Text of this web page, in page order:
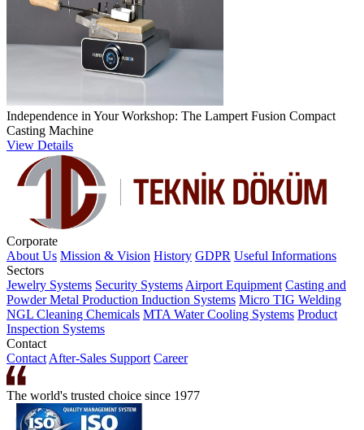
Independence in Your Workshop: The Lampert Fusion Compact
Casting Machine
View Details
Corporate
About Us Mission & Vision History GDPR Useful Informations
Sectors
Jewelry Systems Security Systems Airport Equipment Casting and
Powder Metal Production Induction Systems Micro TIG Welding
NGL Cleaning Chemicals MTA Water Cooling Systems Product
Inspection Systems
Contact
Contact After-Sales Support Career
The world's trusted choice since 1977